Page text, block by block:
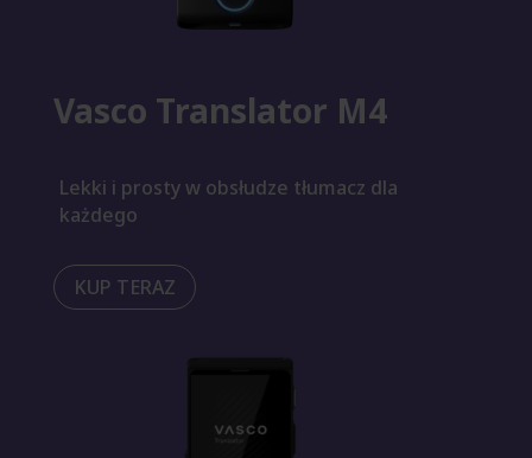
Vasco Translator M4
Lekki i prosty w obsłudze tłumacz dla
każdego
KUP TERAZ